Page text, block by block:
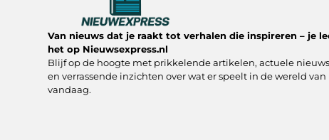
Van nieuws dat je raakt tot verhalen die inspireren – je
het op Nieuwsexpress.nl
Blijf op de hoogte met prikkelende artikelen, actuele
en verrassende inzichten over wat er speelt in de wereld van
vandaag.